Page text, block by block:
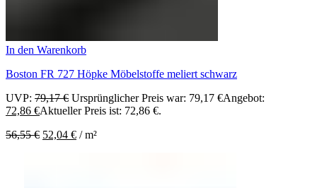
In den Warenkorb
Boston FR 727 Höpke Möbelstoffe meliert schwarz
UVP: 79,17€ Ursprünglicher Preis war: 79,17 €Angebot:
72,86 €Aktueller Preis ist: 72,86 €.
56,55€ 52,04 € /m²